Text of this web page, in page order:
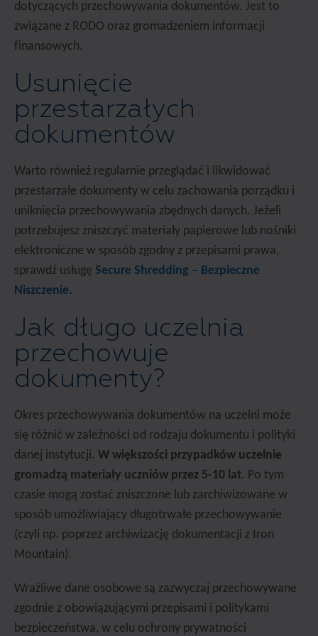
dotyczących przechowywania dokumentów. Jest to
związane z RODO oraz gromadzeniem informacji
finansowych.
Usunięcie
przestarzałych
dokumentów
Warto również regularnie przeglądać i likwidować
przestarzałe dokumenty w celu zachowania porządku i
uniknięcia przechowywania zbędnych danych. Jeżeli
potrzebujesz zniszczyć materiały papierowe lub nośniki
elektroniczne w sposób zgodny z przepisami prawa,
sprawdź usługę Secure Shredding – Bezpieczne
Niszczenie.
Jak długo uczelnia
przechowuje
dokumenty?
Okres przechowywania dokumentów na uczelni może
się różnić w zależności od rodzaju dokumentu i polityki
danej instytucji. W większości przypadków uczelnie
gromadzą materiały uczniów przez 5-10 lat. Po tym
czasie mogą zostać zniszczone lub zarchiwizowane w
sposób umożliwiający długotrwałe przechowywanie
(czyli np. poprzez archiwizację dokumentacji z Iron
Mountain).
Wrażliwe dane osobowe są zazwyczaj przechowywane
zgodnie z obowiązującymi przepisami i politykami
bezpieczeństwa, w celu ochrony prywatności